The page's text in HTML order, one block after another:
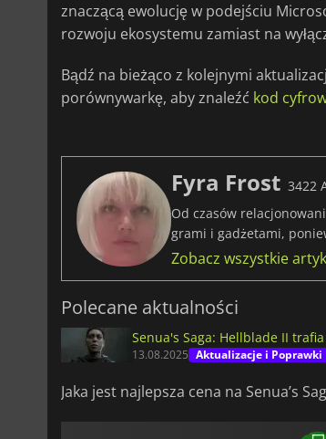
znaczącą ewolucję w podejściu
rozwoju ekosystemu zamiast na
Bądź na bieżąco z kolejnymi
porównywarkę, aby znaleźć kod
Fyra Frost 3422
Od czasów
grami i gadżetami,
Zobacz wszystkie
Polecane aktualności
Senua's Saga: Hellblade II
13.08.2025 Aktualizacje i Poprawki
Jaka jest najlepsza cena na Senua’s